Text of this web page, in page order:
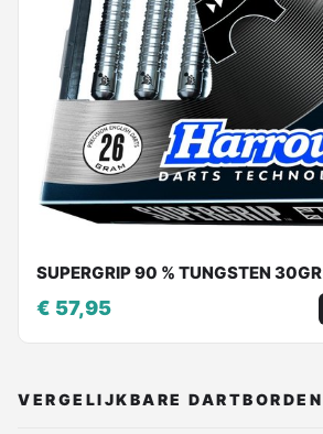
SUPERGRIP 90 % TUNGSTEN 30GR
€ 57,95
VERGELIJKBARE DARTBORDEN